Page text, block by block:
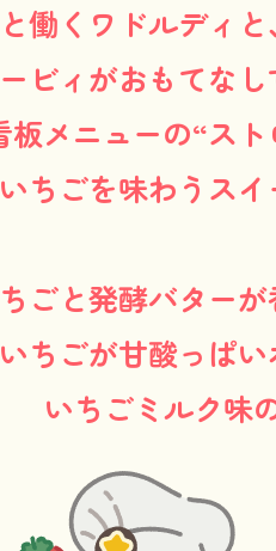
働くワドルディ
ビィがおもてなし
板メニューの“ス
いちごを味わうスイ
ごと発酵バターが
いちごが甘酸っぱい
いちごミルク味